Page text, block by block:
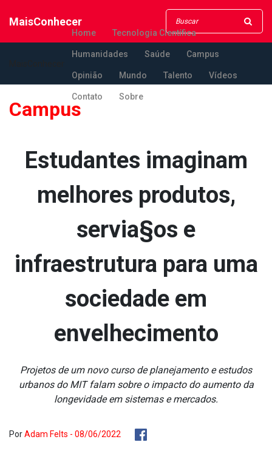
MaisConhecer
Home Tecnologia Científica
Humanidades Saúde Campus
Opinião Mundo Talento Vídeos
Contato Sobre
Campus
Estudantes imaginam
melhores produtos,
servia§os e
infraestrutura para uma
sociedade em
envelhecimento
Projetos de um novo curso de planejamento e estudos
urbanos do MIT falam sobre o impacto do aumento da
longevidade em sistemas e mercados.
PorAdam Felts - 08/06/2022